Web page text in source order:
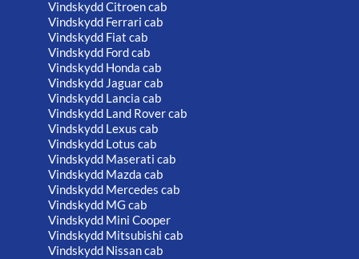
Vindskydd Citroen cab
Vindskydd Ferrari cab
Vindskydd Fiat cab
Vindskydd Ford cab
Vindskydd Honda cab
Vindskydd Jaguar cab
Vindskydd Lancia cab
Vindskydd Land Rover cab
Vindskydd Lexus cab
Vindskydd Lotus cab
Vindskydd Maserati cab
Vindskydd Mazda cab
Vindskydd Mercedes cab
Vindskydd MG cab
Vindskydd Mini Cooper
Vindskydd Mitsubishi cab
Vindskydd Nissan cab